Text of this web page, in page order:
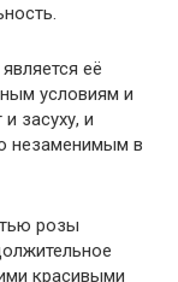
её
условиям и
засуху, и
незаменимым в
розы
красивыми